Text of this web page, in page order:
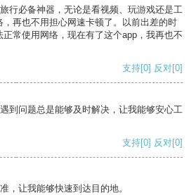
行必备神器，无论是看视频、玩游戏还是工
再也不用担心网速卡顿了。以前出差的时
常使用网络，现在有了这个app，我再也不
支持[0] 反对[0]
到问题总是能够及时解决，让我能够安心工
支持[0] 反对[0]
，让我能够快速到达目的地。